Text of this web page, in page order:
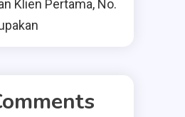
Klien Pertama, No.